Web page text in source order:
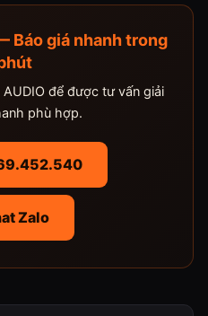
Báo giá nhanh trong
để được tư vấn giải
phù hợp.
Zalo